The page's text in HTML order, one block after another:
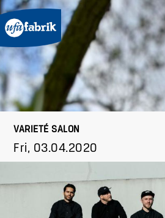
VARIETÉ SALON
Fri, 03.04.2020